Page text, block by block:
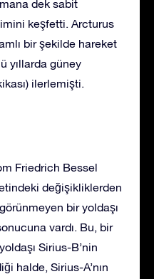
dek sabit
keşfetti. Arcturus
bir şekilde hareket
yıllarda güney
ilerlemişti.
Friedrich Bessel
değişikliklerden
bir yoldaşı
vardı. Bu, bir
Sirius-B’nin
halde, Sirius-A’nın